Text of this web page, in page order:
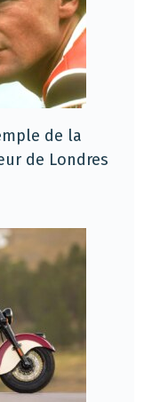
de la
de Londres